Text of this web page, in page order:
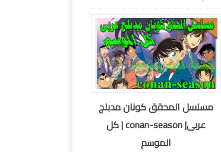
مسلسل المحقق كونان مدبلج
عربى| conan-season | كل
الموسم